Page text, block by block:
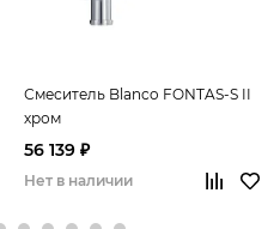
Смеситель Blanco FONTAS-S II
хром
56 139 ₽
Нет в наличии